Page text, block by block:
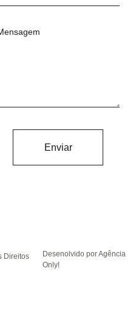
Enviar
Direitos
Desenolvido por Agência
Only!